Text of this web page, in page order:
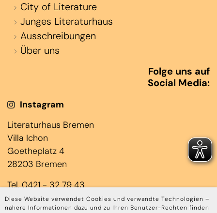
Diese Website verwendet Cookies und verwandte Technologien –
nähere Informationen dazu und zu Ihren Benutzer-Rechten finden
City of Literature
Junges Literaturhaus
Ausschreibungen
Über uns
Folge uns auf
Social Media:
Instagram
Literaturhaus Bremen
Villa Ichon
Goetheplatz 4
28203 Bremen
Tel. 0421 - 32 79 43
(Jens Laloire & Janin Rominger)